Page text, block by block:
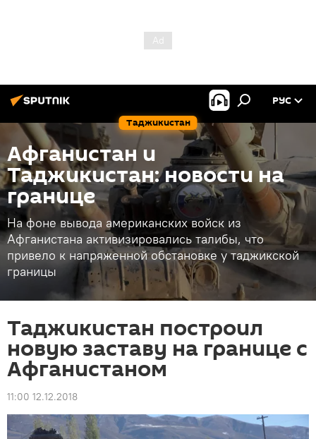
Таджикистан
РУС
Афганистан и
Таджикистан: новости на
границе
На фоне вывода американских войск из
Афганистана активизировались талибы, что
привело к напряженной обстановке у таджикской
границы
Таджикистан построил
новую заставу на границе с
Афганистаном
11:00 12.12.2018